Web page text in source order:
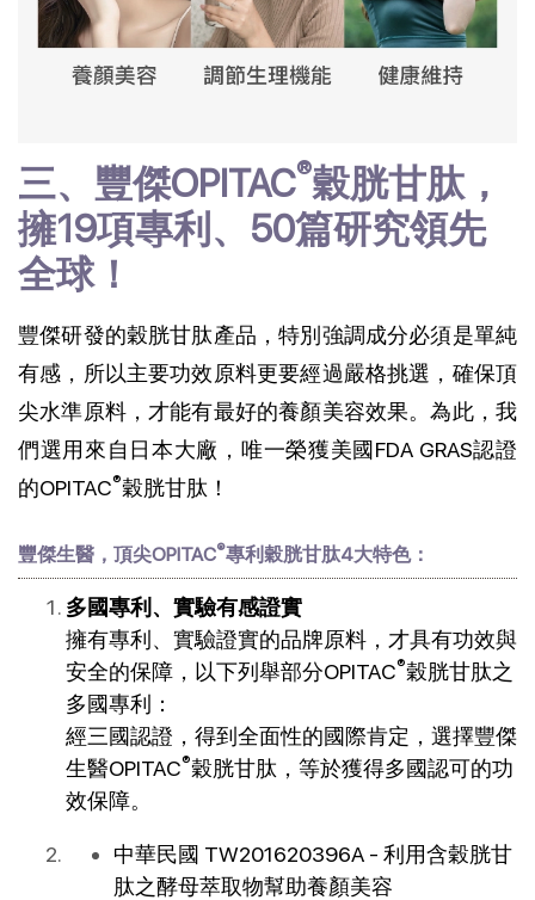
三、豐傑OPITAC®穀胱甘肽，
擁19項專利、50篇研究領先
全球！
豐傑研發的穀胱甘肽產品，特別強調成分必須是單純
有感，所以主要功效原料更要經過嚴格挑選，確保頂
尖水準原料，才能有最好的養顏美容效果。為此，我
們選用來自日本大廠，唯一榮獲美國FDA GRAS認證
的OPITAC®穀胱甘肽！
豐傑生醫，頂尖OPITAC®專利穀胱甘肽4大特色：
多國專利、實驗有感證實
擁有專利、實驗證實的品牌原料，才具有功效與
安全的保障，以下列舉部分OPITAC®穀胱甘肽之
多國專利：
經三國認證，得到全面性的國際肯定，選擇豐傑
生醫OPITAC®穀胱甘肽，等於獲得多國認可的功
效保障。
中華民國 TW201620396A - 利用含穀胱甘
肽之酵母萃取物幫助養顏美容